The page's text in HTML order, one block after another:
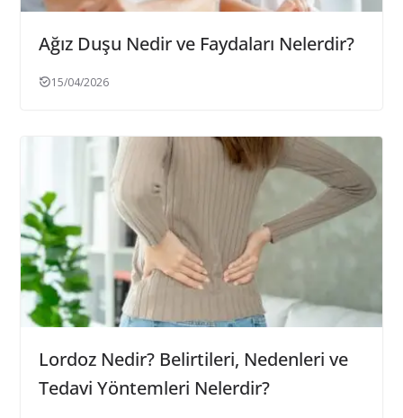
Ağız Duşu Nedir ve Faydaları Nelerdir?
15/04/2026
Lordoz Nedir? Belirtileri, Nedenleri ve
Tedavi Yöntemleri Nelerdir?